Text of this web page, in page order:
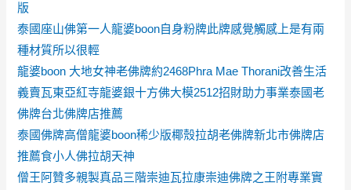
版
泰國座山佛第一人龍婆boon自身粉牌此牌感覺觸感上是有兩
種材質所以很輕
龍婆boon 大地女神老佛牌約2468Phra Mae Thorani改善生活
義賣瓦東亞紅寺龍婆銀十方佛大模2512招財助力事業泰國老
佛牌台北佛牌店推薦
泰國佛牌高僧龍婆boon稀少版椰殼拉胡老佛牌新北市佛牌店
推薦食小人佛拉胡天神
僧王阿贊多親製真品三階崇迪瓦拉康崇迪佛牌之王附專業實